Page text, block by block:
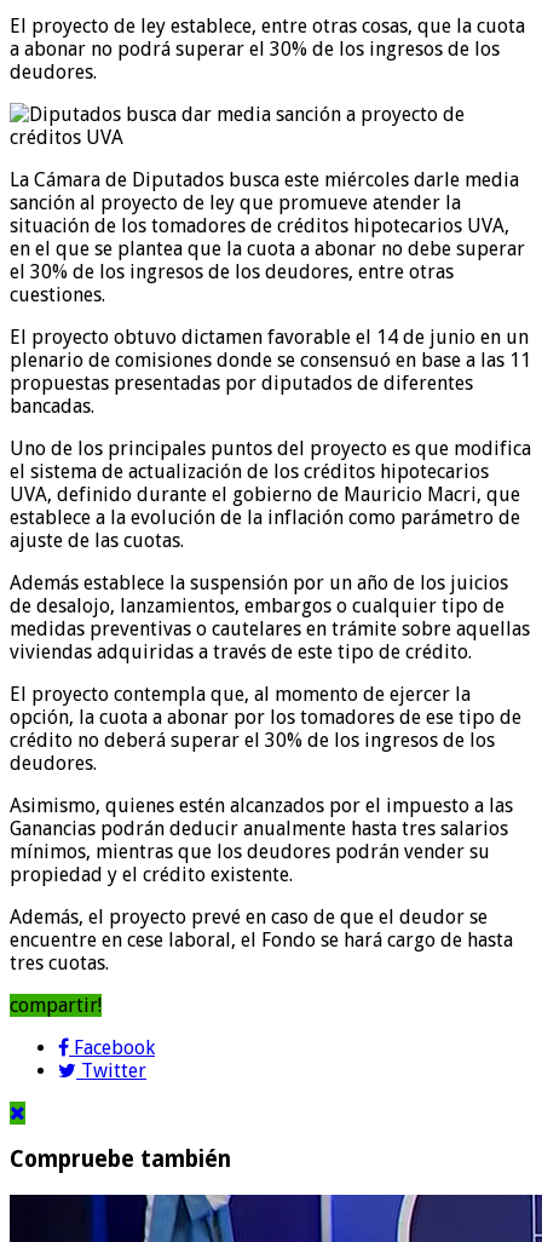
El proyecto de ley establece, entre otras cosas, que la cuota
a abonar no podrá superar el 30% de los ingresos de los
deudores.
La Cámara de Diputados busca este miércoles darle media
sanción al proyecto de ley que promueve atender la
situación de los tomadores de créditos hipotecarios UVA,
en el que se plantea que la cuota a abonar no debe superar
el 30% de los ingresos de los deudores, entre otras
cuestiones.
El proyecto obtuvo dictamen favorable el 14 de junio en un
plenario de comisiones donde se consensuó en base a las 11
propuestas presentadas por diputados de diferentes
bancadas.
Uno de los principales puntos del proyecto es que modifica
el sistema de actualización de los créditos hipotecarios
UVA, definido durante el gobierno de Mauricio Macri, que
establece a la evolución de la inflación como parámetro de
ajuste de las cuotas.
Además establece la suspensión por un año de los juicios
de desalojo, lanzamientos, embargos o cualquier tipo de
medidas preventivas o cautelares en trámite sobre aquellas
viviendas adquiridas a través de este tipo de crédito.
El proyecto contempla que, al momento de ejercer la
opción, la cuota a abonar por los tomadores de ese tipo de
crédito no deberá superar el 30% de los ingresos de los
deudores.
Asimismo, quienes estén alcanzados por el impuesto a las
Ganancias podrán deducir anualmente hasta tres salarios
mínimos, mientras que los deudores podrán vender su
propiedad y el crédito existente.
Además, el proyecto prevé en caso de que el deudor se
encuentre en cese laboral, el Fondo se hará cargo de hasta
tres cuotas.
compartir!
Facebook
Twitter
Compruebe también